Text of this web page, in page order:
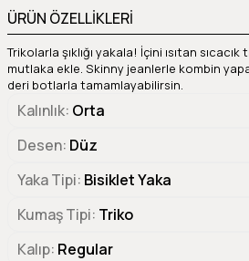
ÜRÜN ÖZELLİKLERİ
Trikolarla şıklığı yakala! İçini ısıtan
mutlaka ekle. Skinny jeanlerle kombin
deri botlarla tamamlayabilirsin.
Kalınlık Orta
Desen Düz
Yaka Tipi Bisiklet Yaka
Kumaş Tipi Triko
Kalıp Regular